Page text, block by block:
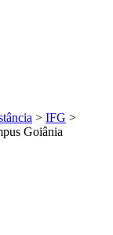
> IFG >
Goiânia